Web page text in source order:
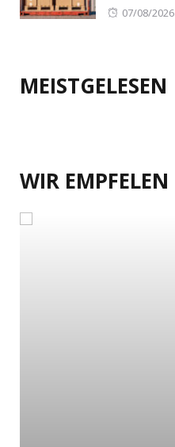
Posted
07/08/2026
MEISTGELESEN
WIR EMPFELEN